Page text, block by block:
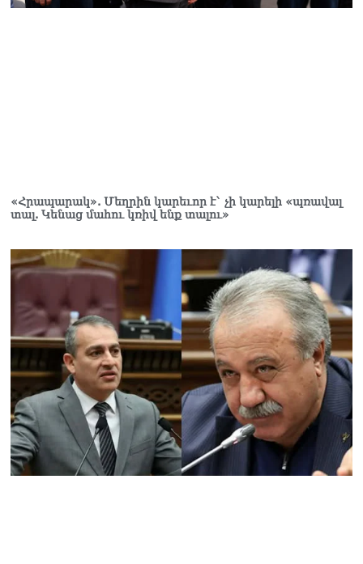
«Հրապարակ». Մեղրին կարեւոր է` չի կարելի «պռավալ
տալ. Կենաց մահու կռիվ ենք տալու»